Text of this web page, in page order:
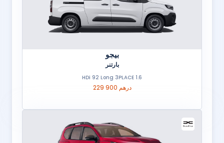
بيجو
بارتنر
1.6 HDi 92 Long 3PLACE
229 900 درهم